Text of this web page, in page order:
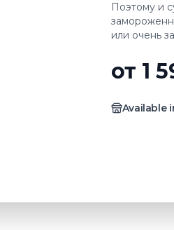
Поэтому и
или очень
от 1
Available